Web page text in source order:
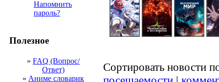
Напомнить
пароль?
Полезное
» FAQ (Вопрос/
Ответ)
» Аниме словарик
Сортировать новости